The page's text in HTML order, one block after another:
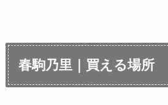
春駒乃里｜買える場所